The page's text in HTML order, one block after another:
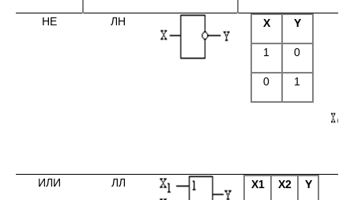
НЕ ЛН X Y
1 0
0 1
ИЛИ ЛЛ X1 X2 Y